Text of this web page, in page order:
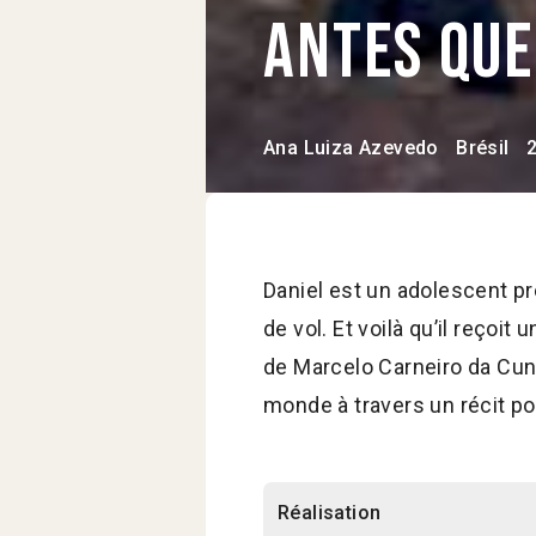
Antes
Ana Luiza Azevedo Brésil
Daniel est un adolescent
de vol. Et voilà qu’il reçoit
de Marcelo Carneiro da
monde à travers un récit
Réalisation